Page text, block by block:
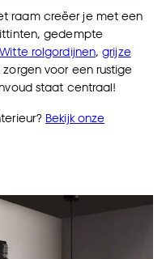
raam creëer je met een
gedempte
Witte rolgordijnen,grijze
voor een rustige
staat centraal!
Bekijk onze